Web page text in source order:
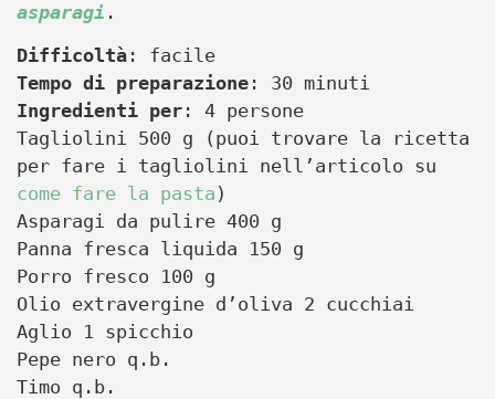
asparagi .
Difficoltà : facile
Tempo di preparazione : 30 minuti
Ingredienti per : 4 persone
Tagliolini 500 g (puoi trovare la ricetta
per fare i tagliolini nell’articolo su
come fare la pasta )
Asparagi da pulire 400 g
Panna fresca liquida 150 g
Porro fresco 100 g
Olio extravergine d’oliva 2 cucchiai
Aglio 1 spicchio
Pepe nero q.b.
Timo q.b.